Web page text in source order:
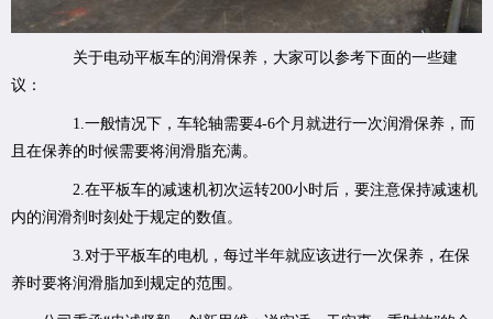
关于电动平板车的润滑保养，大家可以参考下面的一些建
议：
1.一般情况下，车轮轴需要4-6个月就进行一次润滑保养，而
且在保养的时候需要将润滑脂充满。
2.在平板车的减速机初次运转200小时后，要注意保持减速机
内的润滑剂时刻处于规定的数值。
3.对于平板车的电机，每过半年就应该进行一次保养，在保
养时要将润滑脂加到规定的范围。